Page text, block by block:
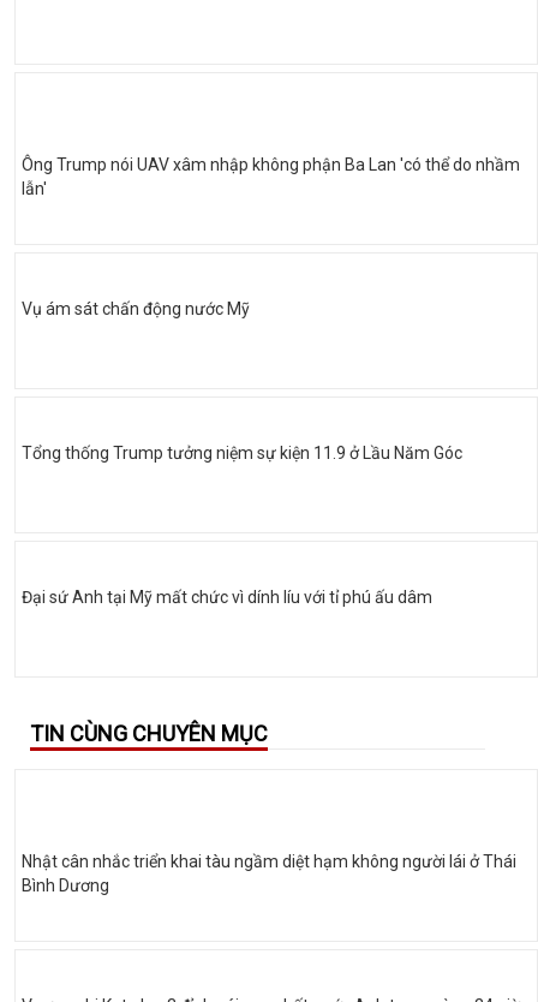
Ông Trump nói UAV xâm nhập không phận Ba Lan 'có thể do nhầm
lẫn'
Vụ ám sát chấn động nước Mỹ
Tổng thống Trump tưởng niệm sự kiện 11.9 ở Lầu Năm Góc
Đại sứ Anh tại Mỹ mất chức vì dính líu với tỉ phú ấu dâm
TIN CÙNG CHUYÊN MỤC
Nhật cân nhắc triển khai tàu ngầm diệt hạm không người lái ở Thái
Bình Dương